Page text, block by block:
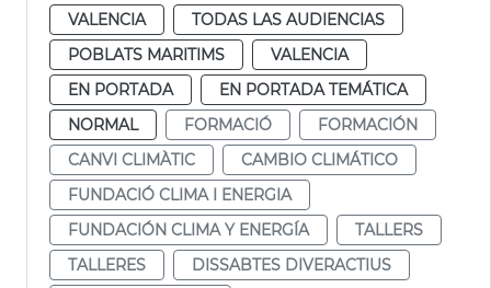
VALENCIA
TODAS LAS AUDIENCIAS
POBLATS MARITIMS
VALENCIA
EN PORTADA
EN PORTADA TEMÁTICA
NORMAL
FORMACIÓ
FORMACIÓN
CANVI CLIMÀTIC
CAMBIO CLIMÁTICO
FUNDACIÓ CLIMA I ENERGIA
FUNDACIÓN CLIMA Y ENERGÍA
TALLERS
TALLERES
DISSABTES DIVERACTIUS